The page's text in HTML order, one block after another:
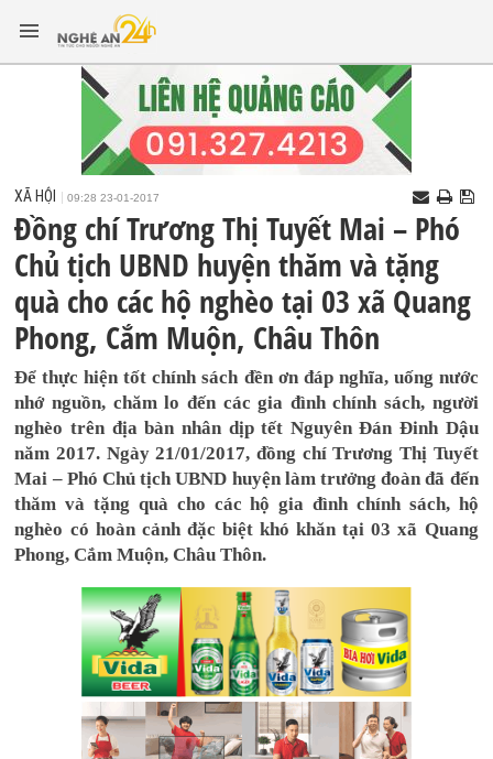
XÃ HỘI 09:28 23-01-2017
Đồng chí Trương Thị Tuyết Mai – Phó
Chủ tịch UBND huyện thăm và tặng
quà cho các hộ nghèo tại 03 xã Quang
Phong, Cắm Muộn, Châu Thôn
Để thực hiện tốt chính sách đền ơn đáp nghĩa, uống nước
nhớ nguồn, chăm lo đến các gia đình chính sách, người
nghèo trên địa bàn nhân dịp tết Nguyên Đán Đinh Dậu
năm 2017. Ngày 21/01/2017, đồng chí Trương Thị Tuyết
Mai – Phó Chủ tịch UBND huyện làm trưởng đoàn đã đến
thăm và tặng quà cho các hộ gia đình chính sách, hộ
nghèo có hoàn cảnh đặc biệt khó khăn tại 03 xã Quang
Phong, Cắm Muộn, Châu Thôn.